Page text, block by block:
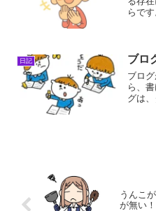
らで
人気
日記 ブロ
ブロ
ら、
グは
うんこ
が無い！